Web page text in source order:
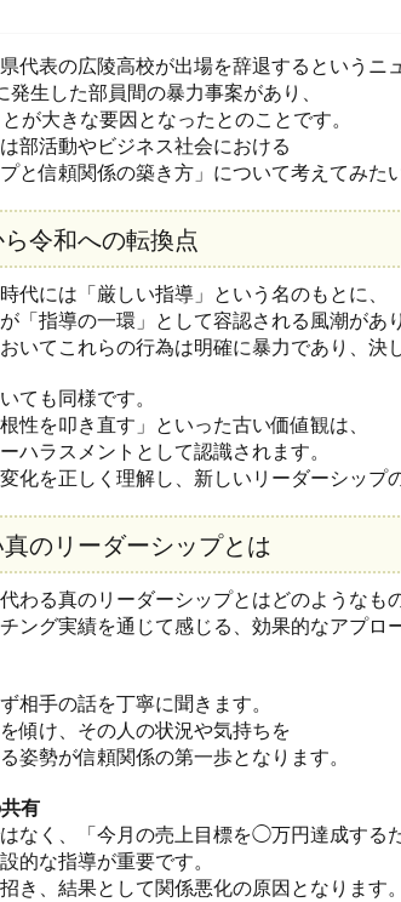
代表の広陵高校が出場を辞退するというニ
生した部員間の暴力事案があり、
が大きな要因となったとのことです。
部活動やビジネス社会における
と信頼関係の築き方」について考えてみた
令和への転換点
代には「厳しい指導」という名のもとに、
「指導の一環」として容認される風潮があ
いてこれらの行為は明確に暴力であり、決
ても同様です。
性を叩き直す」といった古い価値観は、
ハラスメントとして認識されます。
化を正しく理解し、新しいリーダーシップ
のリーダーシップとは
わる真のリーダーシップとはどのようなも
ング実績を通じて感じる、効果的なアプロ
相手の話を丁寧に聞きます。
傾け、その人の状況や気持ちを
姿勢が信頼関係の第一歩となります。
有
なく、「今月の売上目標を◯万円達成する
的な指導が重要です。
き、結果として関係悪化の原因となります。